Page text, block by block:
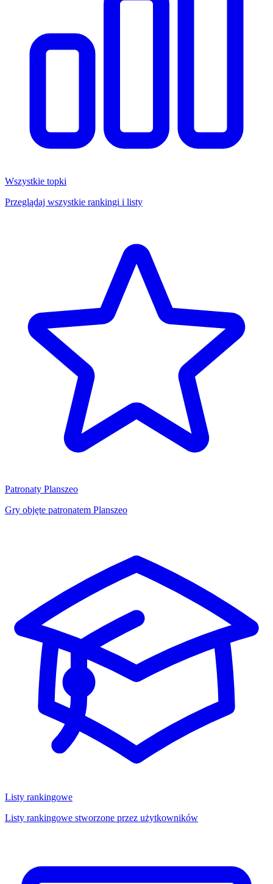
Wszystkie topki
Przeglądaj wszystkie rankingi i listy
Patronaty Planszeo
Gry objęte patronatem Planszeo
Listy rankingowe
Listy rankingowe stworzone przez użytkowników